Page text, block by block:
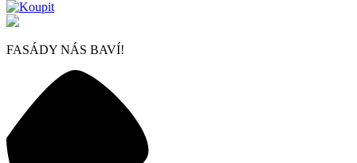
FASÁDY NÁS BAVÍ!